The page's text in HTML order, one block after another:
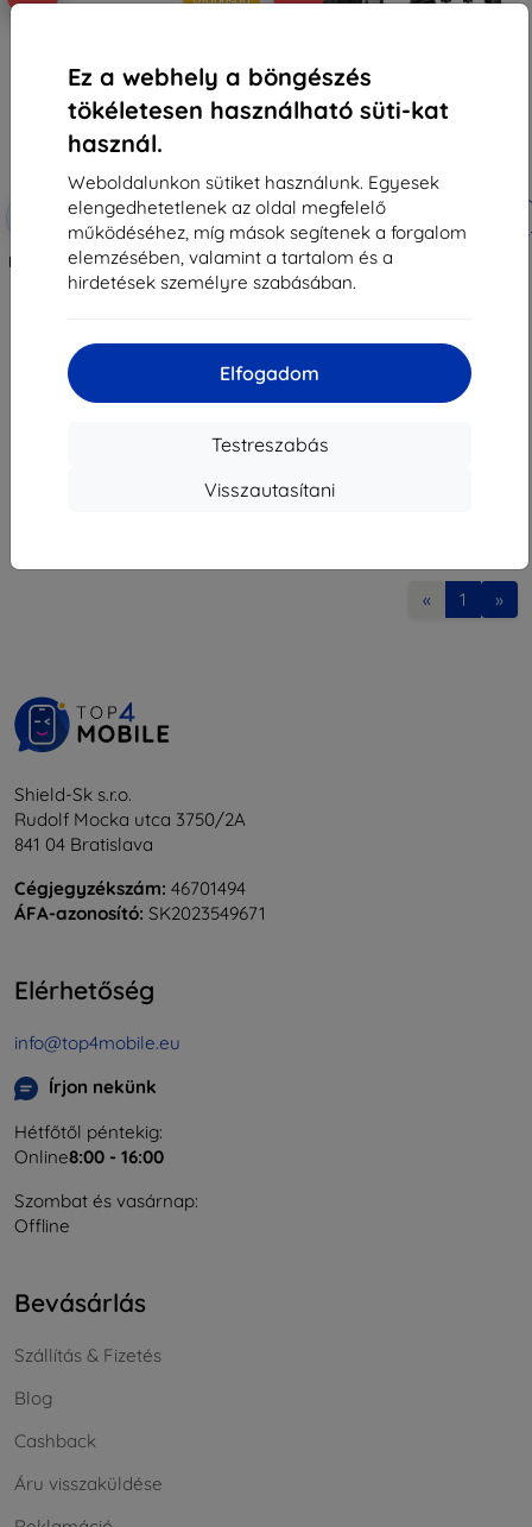
Ez a webhely a böngészés
tökéletesen használható süti-kat
használ.
Weboldalunkon sütiket használunk. Egyesek
elengedhetetlenek az oldal megfelelő
működéséhez, míg mások segítenek a forgalom
elemzésében, valamint a tartalom és a
hirdetések személyre szabásában.
Elfogadom
Testreszabás
Visszautasítani
Kedvezmény
kuponnal
EXTRA10
Freewell Osmo Pocket Every Day
szűrőkészlet, 4 darab
Raktáron > 5 darab
-10%
Kedvezmény
kuponnal
Puluz 43 az 1-ben tartozékkészlet
Ultimate Combo Kits DJI Osmo
10 521 Ft
Utolsó darab raktáron
« 1 »
Shield-Sk s.r.o.
Rudolf Mocka utca 3750/2A
841 04 Bratislava
Cégjegyzékszám: 46701494
ÁFA-azonosító: SK2023549671
Elérhetőség
info@top4mobile.eu
Írjon nekünk
Hétfőtől péntekig:
Online8:00 - 16:00
Szombat és vasárnap:
Offline
Bevásárlás
Szállítás & Fizetés
Blog
Cashback
Áru visszaküldése